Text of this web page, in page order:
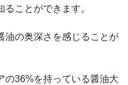
ことができます。
油の奥深さを感じることが
の36%を持っている醤油大